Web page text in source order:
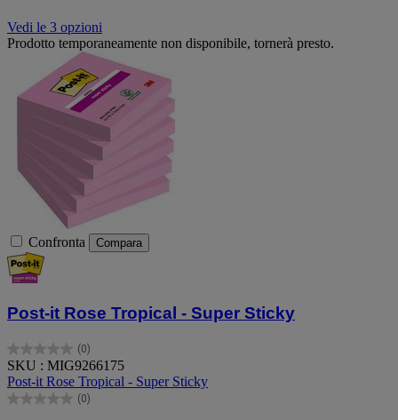
Vedi le 3 opzioni
Prodotto temporaneamente non disponibile, tornerà presto.
Confronta Compara
Post-it Rose Tropical - Super Sticky
(0)
0.0
su
5
stelle.
SKU : MIG9266175
Post-it Rose Tropical - Super Sticky
(0)
0.0